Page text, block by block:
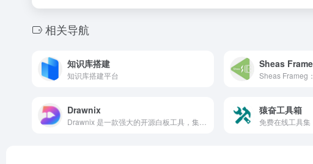
相关导航
知识库搭建
知识库搭建平台
Sheas
Drawnix 猿奋工具箱
免费在线工具集